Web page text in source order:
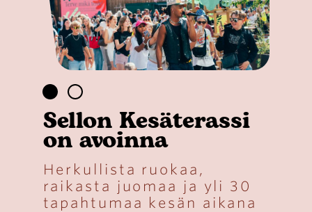
Sellon Kesäterassi
on avoinna
Herkullista ruokaa,
raikasta juomaa ja yli 30
tapahtumaa kesän aikana